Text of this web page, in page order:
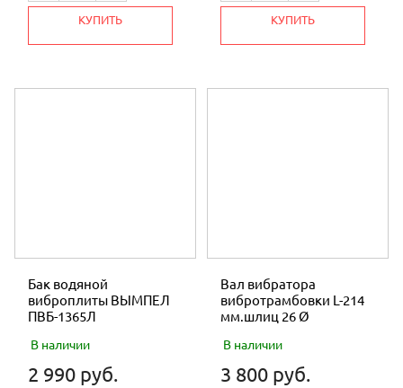
КУПИТЬ КУПИТЬ
Бак водяной
виброплиты ВЫМПЕЛ
ПВБ-1365Л
В наличии
2 990 руб.
Вал вибратора
вибротрамбовки L-214
мм.шлиц 26 Ø
В наличии
3 800 руб.